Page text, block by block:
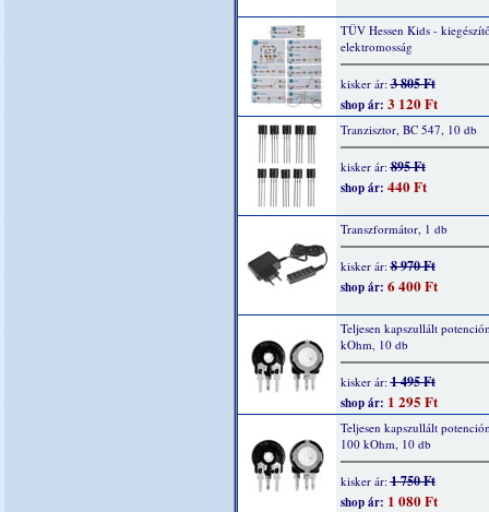
TÜV Hessen Kids -
elektromosság
kisker ár:3 805 Ft
shop ár: 3 120 Ft
Tranzisztor, BC 547, 10 db
kisker ár:895 Ft
shop ár: 440 Ft
Transzformátor, 1 db
kisker ár:8 970 Ft
shop ár: 6 400 Ft
Teljesen kapszullált
kOhm, 10 db
kisker ár:1 495 Ft
shop ár: 1 295 Ft
Teljesen kapszullált
100 kOhm, 10 db
kisker ár:1 750 Ft
shop ár: 1 080 Ft